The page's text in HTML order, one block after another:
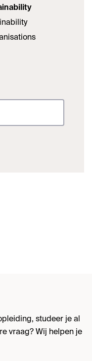
studeer je al
vraag? Wij helpen je